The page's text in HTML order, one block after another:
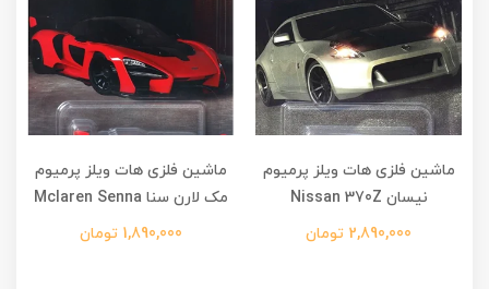
ماشین فلزی هات ویلز پرمیوم
نیسان Nissan 370Z
2,890,000 تومان
ماشین فلزی هات ویلز پرمیوم
مک لارن سنا Mclaren Senna
1,890,000 تومان